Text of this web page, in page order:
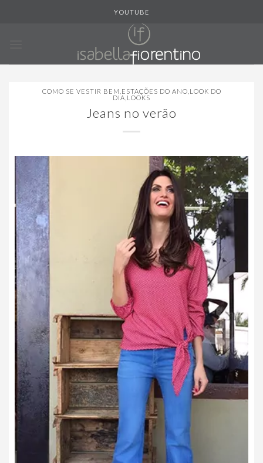
YOUTUBE
COMO SE VESTIR BEM ESTAÇÕES DO ANO LOOK DO
DIA LOOKS
Jeans no verão